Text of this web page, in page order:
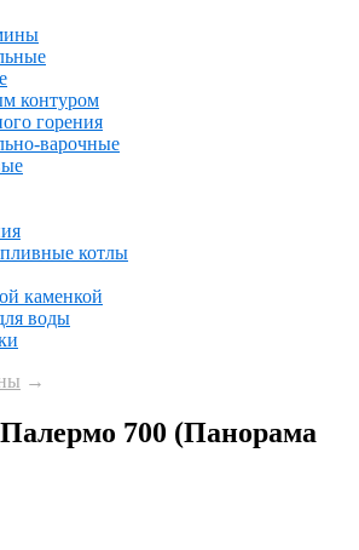
контуром
горения
варочные
котлы
каменкой
воды
→
700 (Панорама